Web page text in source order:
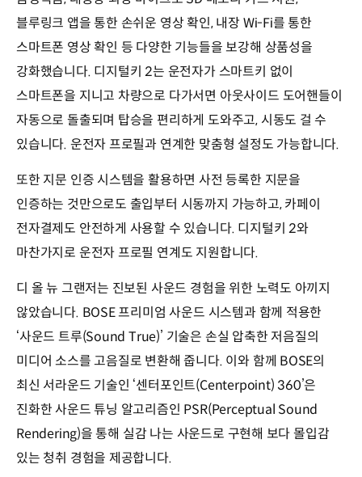
블루링크 앱을 통한 손쉬운 영상 확인, 내장 Wi-Fi를 통한
스마트폰 영상 확인 등 다양한 기능들을 보강해 상품성을
강화했습니다. 디지털키 2는 운전자가 스마트키 없이
스마트폰을 지니고 차량으로 다가서면 아웃사이드 도어핸들이
자동으로 돌출되며 탑승을 편리하게 도와주고, 시동도 걸 수
있습니다. 운전자 프로필과 연계한 맞춤형 설정도 가능합니다.
또한 지문 인증 시스템을 활용하면 사전 등록한 지문을
인증하는 것만으로도 출입부터 시동까지 가능하고, 카페이
전자결제도 안전하게 사용할 수 있습니다. 디지털키 2와
마찬가지로 운전자 프로필 연계도 지원합니다.
디 올 뉴 그랜저는 진보된 사운드 경험을 위한 노력도 아끼지
않았습니다. BOSE 프리미엄 사운드 시스템과 함께 적용한
‘사운드 트루(Sound True)’ 기술은 손실 압축한 저음질의
미디어 소스를 고음질로 변환해 줍니다. 이와 함께 BOSE의
최신 서라운드 기술인 ‘센터포인트(Centerpoint) 360’은
진화한 사운드 튜닝 알고리즘인 PSR(Perceptual Sound
Rendering)을 통해 실감 나는 사운드로 구현해 보다 몰입감
있는 청취 경험을 제공합니다.